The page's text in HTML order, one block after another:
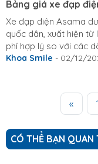
Bảng giá xe đạp
Xe đạp điện Asama
quốc dân, xuất hiện
phí hợp lý so với các
Đây là lựa chọn phổ
cách phân biệt hàng
nhất năm
Khoa Smile - 02/12/
« 1
CÓ THỂ BẠN QUAN